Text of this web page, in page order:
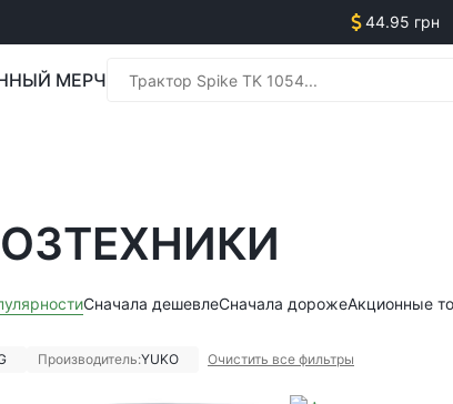
44.95 грн
МЕРЧ
Сначала дешевлеСначала дорожеАкционные
Производитель:YUKO Очистить все фильтры